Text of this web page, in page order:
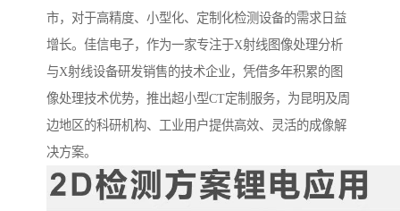
市，对于高精度、小型化、定制化检测设备的需求日益
增长。佳信电子，作为一家专注于X射线图像处理分析
与X射线设备研发销售的技术企业，凭借多年积累的图
像处理技术优势，推出超小型CT定制服务，为昆明及周
边地区的科研机构、工业用户提供高效、灵活的成像解
决方案。